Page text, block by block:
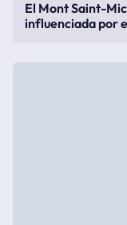
El Mont Saint-
influenciada por